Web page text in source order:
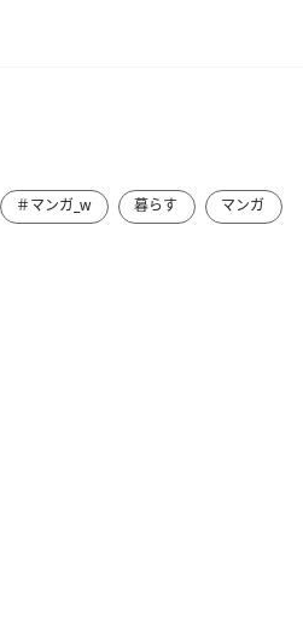
＃マンガ_w 暮らす マンガ